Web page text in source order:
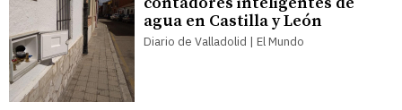
agua en Castilla y León
Diario de Valladolid | El Mundo